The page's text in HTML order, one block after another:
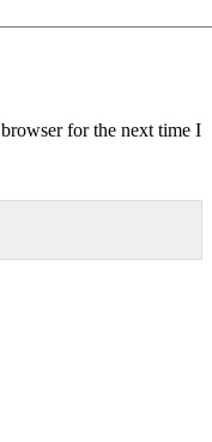
for the next time I